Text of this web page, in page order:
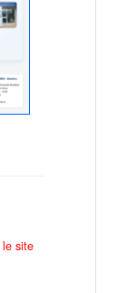
site